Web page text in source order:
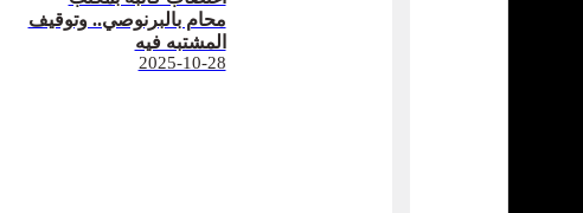
محام بالبرنوصي.. وتوقيف
المشتبه فيه
2025-10-28